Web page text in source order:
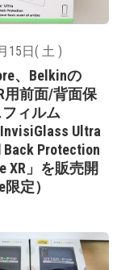
15日( 土 )
、Belkinの
用前面/背面保
ィルム
InvisiGlass Ultra
Back Protection
XR」を販売開
定）